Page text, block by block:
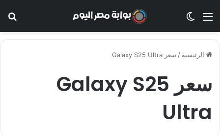
القائمة الوضع المظلم
الرئيسية / سعر Galaxy S25 Ultra
سعر Galaxy S25
Ultra